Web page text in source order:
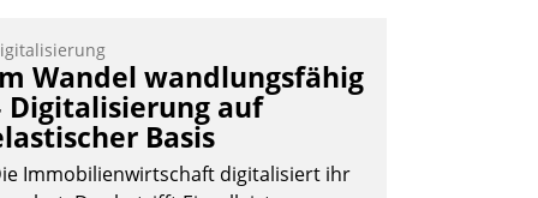
Wandel wandlungsfähig
Digitalisierung auf
Basis
Immobilienwirtschaft digitalisiert ihr